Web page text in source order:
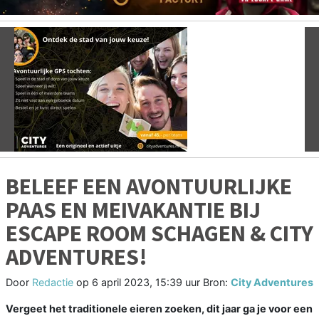
Vorige
BELEEF EEN AVONTUURLIJKE
PAAS EN MEIVAKANTIE BIJ
ESCAPE ROOM SCHAGEN & CITY
ADVENTURES!
Door Redactie op 6 april 2023, 15:39 uur Bron: City Adventures
Vergeet het traditionele eieren zoeken, dit jaar ga je voor een